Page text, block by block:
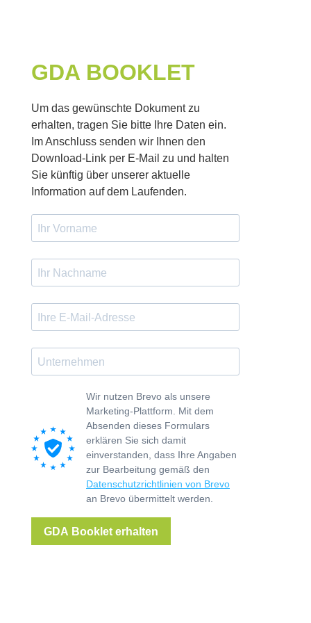
GDA BOOKLET
Um das gewünschte Dokument zu
erhalten, tragen Sie bitte Ihre Daten ein.
Im Anschluss senden wir Ihnen den
Download-Link per E-Mail zu und halten
Sie künftig über unserer aktuelle
Information auf dem Laufenden.
Wir nutzen Brevo als unsere
Marketing-Plattform. Mit dem
Absenden dieses Formulars
erklären Sie sich damit
einverstanden, dass Ihre Angaben
zur Bearbeitung gemäß den
Datenschutzrichtlinien von Brevo
an Brevo übermittelt werden.
GDA Booklet erhalten